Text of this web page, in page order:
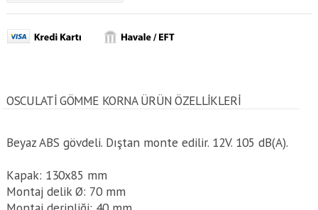
OSCULATI GÖMME KORNA ÜRÜN ÖZELLİKLERİ
Beyaz ABS gövdeli. Dıştan monte edilir. 12V. 105 dB(A).
Kapak: 130x85 mm
Montaj delik Ø: 70 mm